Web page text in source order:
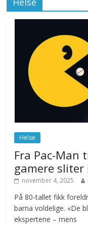
Helse
Fra Pac-Man
gamere sliter
november 4, 2025
På 80-tallet fikk
barna voldelige. «De
ekspertene – mens